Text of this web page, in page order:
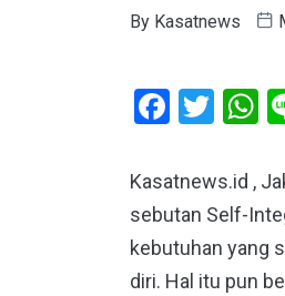
By Kasatnews
Kasatnews.id ,
sebutan Self-
kebutuhan yang
diri. Hal itu pun